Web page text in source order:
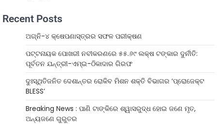
Recent Posts
ଅଗ୍ନି-୪ କ୍ଷେପଣାସ୍ତ୍ରର ସଫଳ ପରୀକ୍ଷଣ
ପଟ୍ଟନାୟକ ପୋଖରୀ ନବୀକରଣରେ ୫୫.୬୯ ଲକ୍ଷ ଟଙ୍କାର ଦୁର୍ନୀତି:
ପୂର୍ବତନ ଯନ୍ତ୍ରୀ-ଏମ୍‌ଇ-ଠିକାଦାର ଗିରଫ
ଦୁଃସ୍ଥିତିଜନିତ ଦେଶାନ୍ତର ରୋକିବ ମିଶନ ଶକ୍ତି ବିଭାଗର ‘ପ୍ରୋଜେକ୍ଟ
BLESS’
Breaking News : ପାଣି ଟାଙ୍କିରେ ଶ୍ୱାସରୁଦ୍ଧ ହୋଇ ଜଣେ ମୃତ,
ଅନ୍ୟଜଣେ ଗୁରୁତର